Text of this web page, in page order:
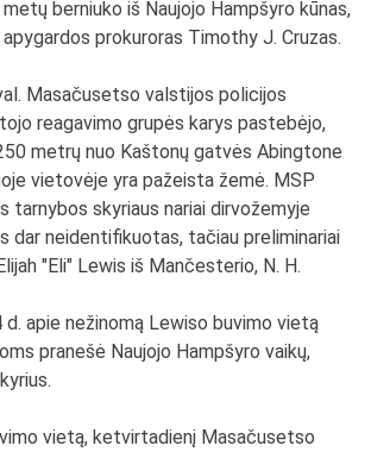
berniuko iš Naujojo Hampšyro kūnas,
prokuroras Timothy J. Cruzas.
Masačusetso valstijos policijos
reagavimo grupės karys pastebėjo,
metrų nuo Kaštonų gatvės Abingtone
vietovėje yra pažeista žemė. MSP
tarnybos skyriaus nariai dirvožemyje
dar neidentifikuotas, tačiau preliminariai
"Eli" Lewis iš Mančesterio, N. H.
apie nežinomą Lewiso buvimo vietą
pranešė Naujojo Hampšyro vaikų,
vietą, ketvirtadienį Masačusetso